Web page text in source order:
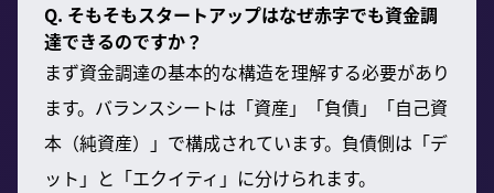
Q. そもそもスタートアップはなぜ赤字でも資金調
達できるのですか？
まず資金調達の基本的な構造を理解する必要があり
ます。バランスシートは「資産」「負債」「自己資
本（純資産）」で構成されています。負債側は「デ
ット」と「エクイティ」に分けられます。